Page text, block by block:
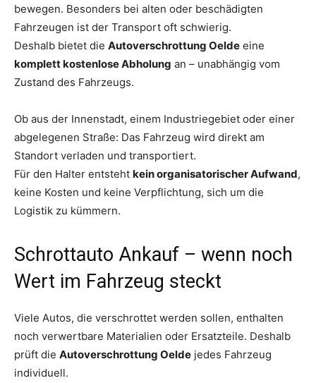
bewegen. Besonders bei alten oder beschädigten
Fahrzeugen ist der Transport oft schwierig.
Deshalb bietet die Autoverschrottung Oelde eine
komplett kostenlose Abholung an – unabhängig vom
Zustand des Fahrzeugs.
Ob aus der Innenstadt, einem Industriegebiet oder einer
abgelegenen Straße: Das Fahrzeug wird direkt am
Standort verladen und transportiert.
Für den Halter entsteht kein organisatorischer Aufwand,
keine Kosten und keine Verpflichtung, sich um die
Logistik zu kümmern.
Schrottauto Ankauf – wenn noch
Wert im Fahrzeug steckt
Viele Autos, die verschrottet werden sollen, enthalten
noch verwertbare Materialien oder Ersatzteile. Deshalb
prüft die Autoverschrottung Oelde jedes Fahrzeug
individuell.